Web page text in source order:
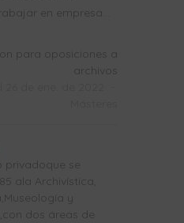
en empresa...
para oposiciones a
archivos
privadoque se
ala Archivística,
y
dos áreas de